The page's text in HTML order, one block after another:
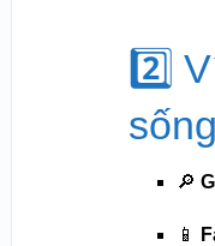
2️⃣
🔎
📱